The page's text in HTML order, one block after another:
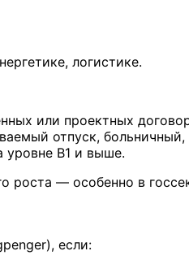
логистике.
или проектных
отпуск,
уровне B1 и выше.
роста — особенно в
если: